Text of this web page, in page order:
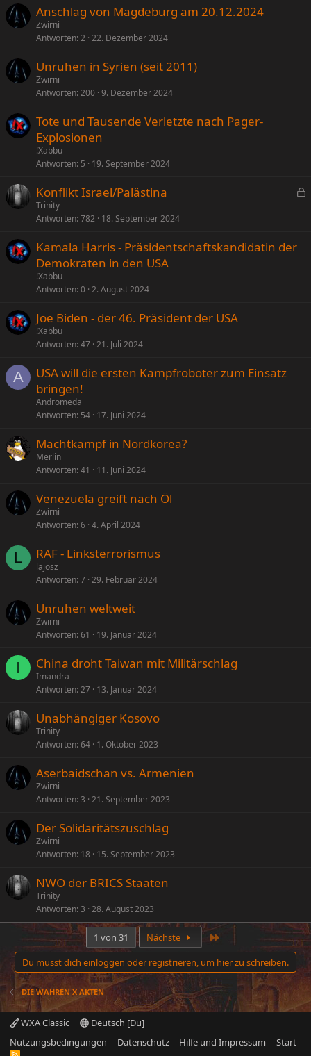
Anschlag von Magdeburg am 20.12.2024
Zwirni
Antworten 2 22. Dezember 2024
Unruhen in Syrien (seit 2011)
Zwirni
Antworten 200 9. Dezember 2024
Tote und Tausende Verletzte nach Pager-
Explosionen
!Xabbu
Antworten 5 19. September 2024
Konflikt Israel/Palästina
Trinity
Antworten 782 18. September 2024
Kamala Harris - Präsidentschaftskandidatin der
Demokraten in den USA
!Xabbu
Antworten 0 2. August 2024
Joe Biden - der 46. Präsident der USA
!Xabbu
Antworten 47 21. Juli 2024
A
USA will die ersten Kampfroboter zum Einsatz
bringen!
Andromeda
Antworten 54 17. Juni 2024
Machtkampf in Nordkorea?
Merlin
Antworten 41 11. Juni 2024
Venezuela greift nach Öl
Zwirni
Antworten 6 4. April 2024
L RAF - Linksterrorismus
lajosz
Antworten 7 29. Februar 2024
Unruhen weltweit
Zwirni
Antworten 61 19. Januar 2024
I China droht Taiwan mit Militärschlag
Imandra
Antworten 27 13. Januar 2024
Unabhängiger Kosovo
Trinity
Antworten 64 1. Oktober 2023
Aserbaidschan vs. Armenien
Zwirni
Antworten 3 21. September 2023
Der Solidaritätszuschlag
Zwirni
Antworten 18 15. September 2023
NWO der BRICS Staaten
Trinity
Antworten 3 28. August 2023
1 von 31 Nächste
Du musst dich einloggen oder registrieren, um hier zu schreiben.
DIE WAHREN X AKTEN
WXA Classic
Deutsch [Du]
Nutzungsbedingungen
Datenschutz Hilfe und Impressum Start
R